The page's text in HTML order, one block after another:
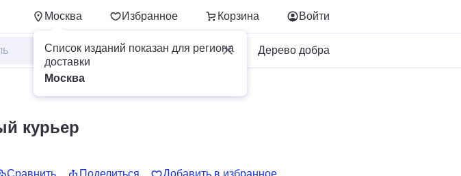
Москва Избранное Корзина
Список изданий показан для региона
доставки
Москва
Войти
Для бизнеса Дерево добра
курьер